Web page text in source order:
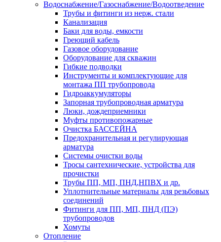
Водоснабжение/Газоснабжение/Водоотведение
Трубы и фитинги из нерж. стали
Канализация
Баки для воды, емкости
Греющий кабель
Газовое оборудование
Оборудование для скважин
Гибкие подводки
Инструменты и комплектующие для
монтажа ПП трубопровода
Гидроаккумуляторы
Запорная трубопроводная арматура
Люки, дождеприемники
Муфты противопожарные
Очистка БАССЕЙНА
Предохранительная и регулирующая
арматура
Системы очистки воды
Тросы сантехнические, устройства для
прочистки
Трубы ПП, МП, ПНД,НПВХ и др.
Уплотнительные материалы для резьбовых
соединений
Фитинги для ПП, МП, ПНД (ПЭ)
трубопроводов
Хомуты
Отопление